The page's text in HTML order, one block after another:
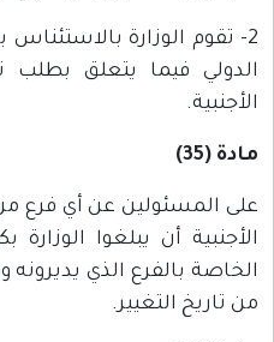
2- تقوم الوزارة
الدولي فيما يتعلق بطلب
الأجنبية.
مادة (35)
على المسئولين عن أي فرع
الأجنبية أن يبلغوا
الخاصة بالفرع الذي
من تاريخ التغيير.